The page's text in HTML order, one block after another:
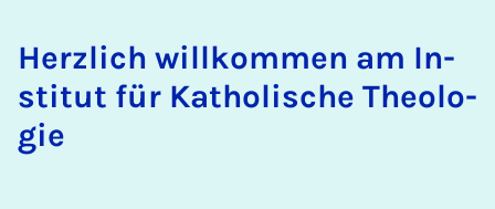
Herz­lich will­kom­men am In­
sti­tut für Ka­tho­li­sche Theo­lo­
gie